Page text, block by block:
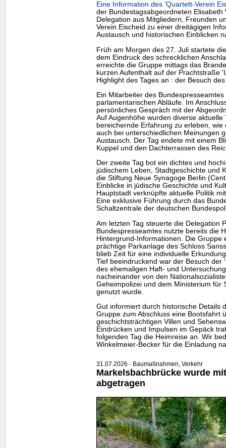
Eine Information des 'Quartett-Verein
der Bundestagsabgeordneten
Delegation aus Mitgliedern, Freunden
Verein Eischeid zu einer dreitägigen
Austausch und historischen Einblicken
Früh am Morgen des 27. Juli startete
dem Eindruck des schrecklichen
erreichte die Gruppe mittags das
kurzen Aufenthalt auf der Prachtstraße
Highlight des Tages an : der Besuch
Ein Mitarbeiter des
parlamentarischen Abläufe. Im
persönliches Gespräch mit der
Auf Augenhöhe wurden diverse
bereichernde Erfahrung zu erleben, wie
auch bei unterschiedlichen Meinungen
Austausch. Der Tag endete mit einem
Kuppel und den Dachterrassen des
Der zweite Tag bot ein dichtes und
jüdischem Leben, Stadtgeschichte und
die Stiftung Neue Synagoge Berlin
Einblicke in jüdische Geschichte und
Hauptstadt verknüpfte aktuelle Politik
Eine exklusive Führung durch das
Schaltzentrale der deutschen
Am letzten Tag steuerte die Delegation
Bundespresseamtes nutzte bereits die
Hintergrund-Informationen. Die Gruppe
prächtige Parkanlage des Schloss
blieb Zeit für eine individuelle
Tief beeindruckend war der Besuch der
des ehemaligen Haft- und
nacheinander von den
Geheimpolizei und dem Ministerium für
genutzt wurde.
Gut informiert durch historische Details
Gruppe zum Abschluss eine Bootsfahrt
geschichtsträchtigen Villen und
Eindrücken und Impulsen im Gepäck
folgenden Tag die Heimreise an. Wir
Winkelmeier-Becker für die Einladung
31.07.2026 - Baumaßnahmen, Verkehr
Markelsbachbrücke wurde
abgetragen